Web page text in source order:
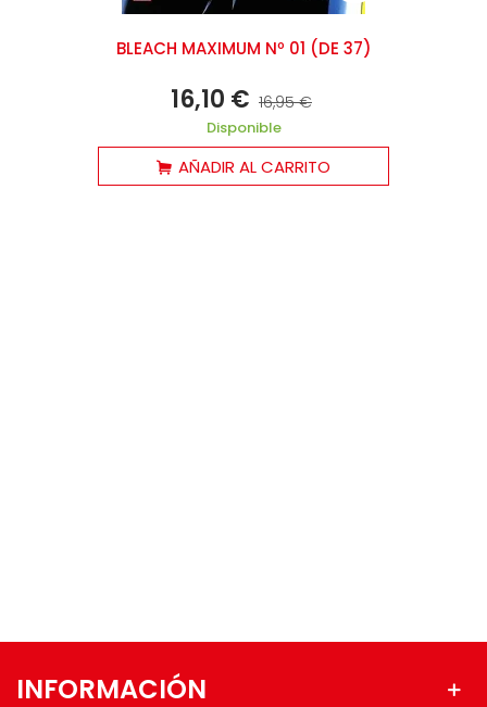
BLEACH MAXIMUM Nº 01 (DE 37)
16,10 € 16,95 €
Disponible
AÑADIR AL CARRITO
INFORMACIÓN